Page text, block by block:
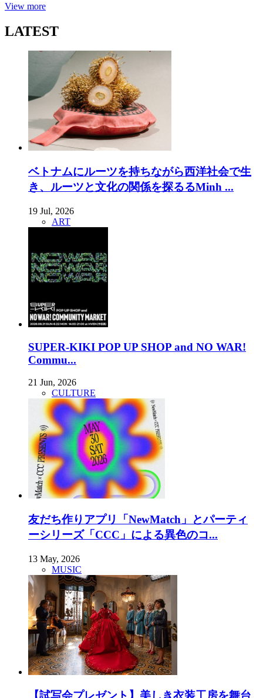
View more
LATEST
ベトナムにルーツを持ちながら西洋社会で生
き、ルーツと文化の関係を探るるMinh ...
19 Jul, 2026
ART
SUPER-KIKI POP UP SHOP and NO WAR!
Commu...
21 Jun, 2026
CULTURE
友だち作りアプリ「NewMatch」とパーティ
ーシリーズ「CCC」による異色のコ...
13 May, 2026
MUSIC